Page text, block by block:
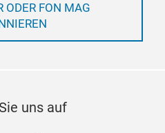
ODER FON MAG
uns auf